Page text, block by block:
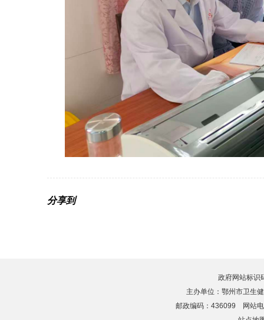
分享到
政府网站标识
主办单位：鄂州市卫生
邮政编码：436099 网站